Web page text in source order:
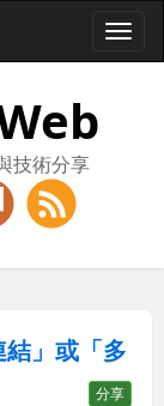
技術分享
」或「多
分享